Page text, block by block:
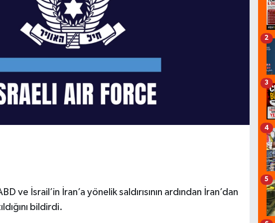
ve İsrail’in İran’a yönelik saldırısının ardından İran’dan
bildirdi.
2
3
4
5